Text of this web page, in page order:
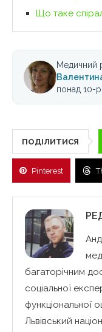
Що таке
Медичний
понад 10-
ПОДІЛИТИСЯ
Pinterest
багаторічним
соціальної
функціональної
Львівський